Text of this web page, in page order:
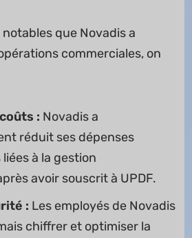
que Novadis a
commerciales, on
: Novadis a
réduit ses dépenses
à la gestion
avoir souscrit à UPDF.
: Les employés de Novadis
chiffrer et optimiser la